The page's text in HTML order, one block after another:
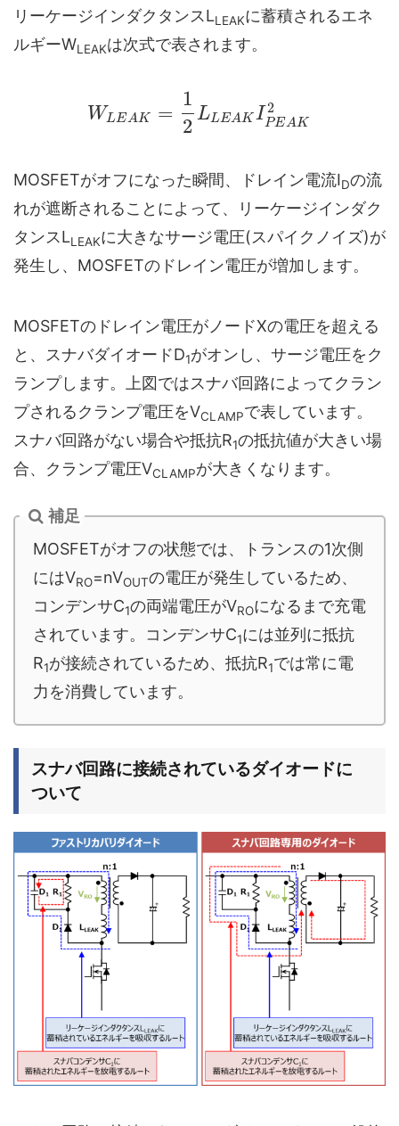
リーケージインダクタンスLLEAKに蓄積されるエネ
ルギーWLEAKは次式で表されます。
WLEAK =
1
2
LLEAK I 2
PE A K
MOSFETがオフになった瞬間、ドレイン電流IDの流
れが遮断されることによって、リーケージインダク
タンスLLEAKに大きなサージ電圧(スパイクノイズ)が
発生し、MOSFETのドレイン電圧が増加します。
MOSFETのドレイン電圧がノードXの電圧を超える
と、スナバダイオードD1がオンし、サージ電圧をク
ランプします。上図ではスナバ回路によってクラン
プされるクランプ電圧をVCLAMPで表しています。
スナバ回路がない場合や抵抗R1の抵抗値が大きい場
合、クランプ電圧VCLAMPが大きくなります。
補足
MOSFETがオフの状態では、トランスの1次側
にはVRO=nVOUTの電圧が発生しているため、
コンデンサC1の両端電圧がVROになるまで充電
されています。コンデンサC1には並列に抵抗
R1が接続されているため、抵抗R1では常に電
力を消費しています。
スナバ回路に接続されているダイオードに
ついて